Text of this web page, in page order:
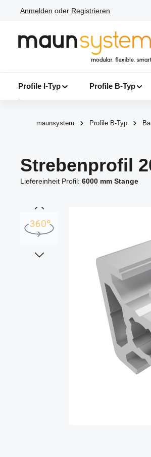
Hauptinhalt springen
Zur Suche springen
Zur Hauptnavigation springen
Anmelden oder Registrieren
Profile I-Typ Profile B-Typ
maunsystem Profile B-Typ
Strebenprofil
Liefereinheit Profil: 6000 mm Stange